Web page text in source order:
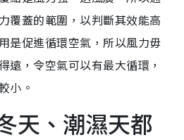
覆蓋的範圍，以判斷其效能高
是促進循環空氣，所以風力毋
遠，令空氣可以有最大循環，
小。
天、潮濕天都